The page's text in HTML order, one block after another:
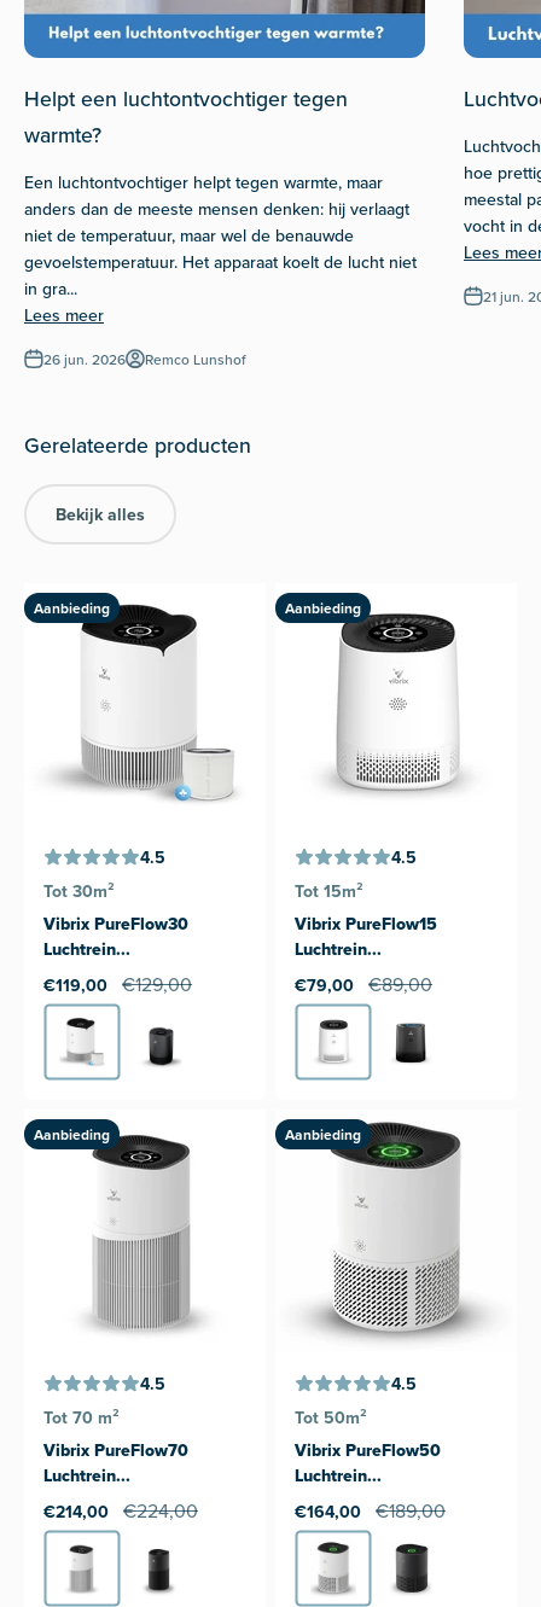
Helpt een luchtontvochtiger tegen
warmte?
Een luchtontvochtiger helpt tegen warmte, maar
anders dan de meeste mensen denken: hij verlaagt
niet de temperatuur, maar wel de benauwde
gevoelstemperatuur. Het apparaat koelt de lucht niet
in gra...
Lees meer
26 jun. 2026 Remco Lunshof
hoe
meestal
vocht in
Lees
21 jun.
Bekijk alles
Aanbieding
4.5
Tot 30m²
Vibrix PureFlow30
Luchtrein...
€119,00 €129,00
Aanbieding
4.5
Tot 15m²
Vibrix PureFlow15
Luchtrein...
€79,00 €89,00
Aanbieding
4.5
Tot 70 m²
Vibrix PureFlow70
Luchtrein...
€214,00 €224,00
Aanbieding
4.5
Tot 50m²
Vibrix PureFlow50
Luchtrein...
€164,00 €189,00